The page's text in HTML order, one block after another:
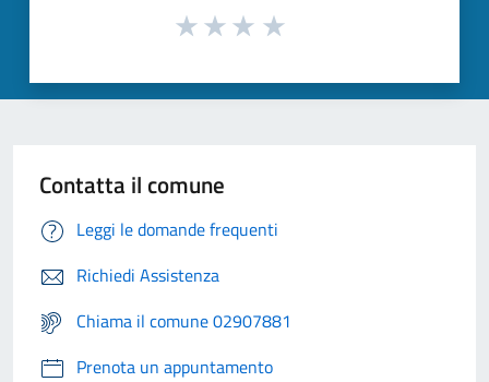
Contatta il comune
Leggi le domande frequenti
Richiedi Assistenza
Chiama il comune 02907881
Prenota un appuntamento